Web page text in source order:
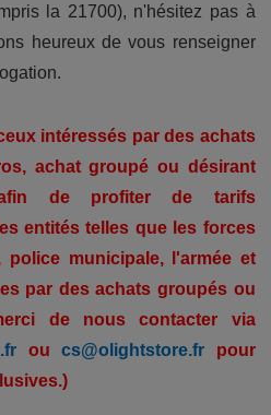
la 21700), n'hésitez pas à
heureux de vous renseigner
intéressés par des achats
achat groupé ou désirant
afin de profiter de tarifs
entités telles que les forces
police municipale, l'armée et
par des achats groupés ou
de nous contacter via
oucs@olightstore.fr pour